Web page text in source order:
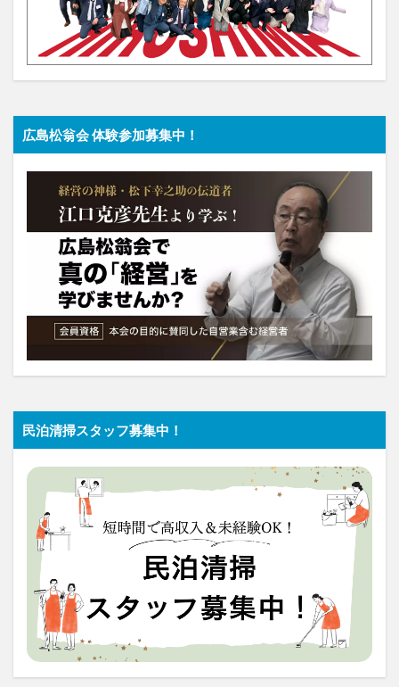
広島松翁会 体験参加募集中！
民泊清掃スタッフ募集中！